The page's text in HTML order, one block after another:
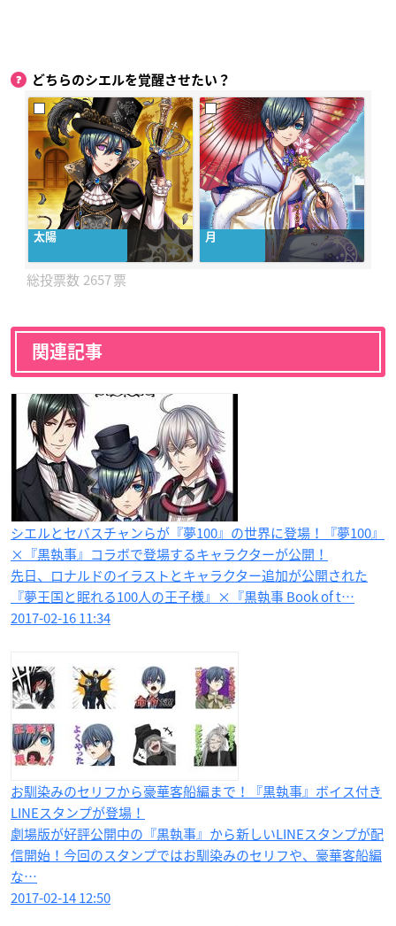
どちらのシエルを覚醒させたい？
太陽 月
2657
関連記事
シエルとセバスチャンらが『夢100』の世界に登場！『夢100』
×『黒執事』コラボで登場するキャラクターが公開！
先日、ロナルドのイラストとキャラクター追加が公開された
『夢王国と眠れる100人の王子様』×『黒執事 Book of t…
2017-02-16 11:34
お馴染みのセリフから豪華客船編まで！『黒執事』ボイス付き
LINEスタンプが登場！
劇場版が好評公開中の『黒執事』から新しいLINEスタンプが配
信開始！今回のスタンプではお馴染みのセリフや、豪華客船編
な…
2017-02-14 12:50